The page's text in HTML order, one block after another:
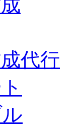
代行